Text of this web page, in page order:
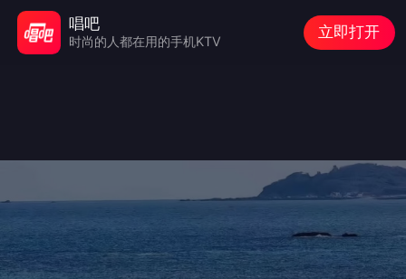
唱吧
时尚的人都在用的手机KTV
立即打开